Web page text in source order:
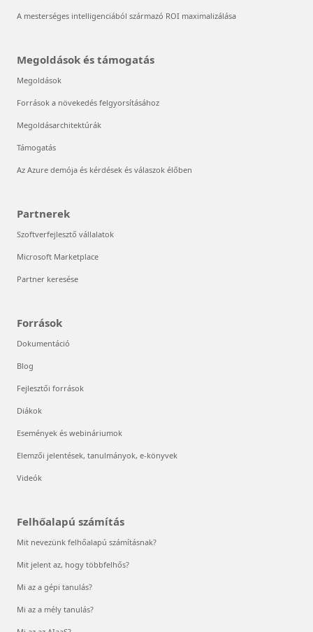
A mesterséges intelligenciából származó ROI maximalizálása
Megoldások és támogatás
Megoldások
Források a növekedés felgyorsításához
Megoldásarchitektúrák
Támogatás
Az Azure demója és kérdések és válaszok élőben
Partnerek
Szoftverfejlesztő vállalatok
Microsoft Marketplace
Partner keresése
Források
Dokumentáció
Blog
Fejlesztői források
Diákok
Események és webináriumok
Elemzői jelentések, tanulmányok, e-könyvek
Videók
Felhőalapú számítás
Mit nevezünk felhőalapú számításnak?
Mit jelent az, hogy többfelhős?
Mi az a gépi tanulás?
Mi az a mély tanulás?